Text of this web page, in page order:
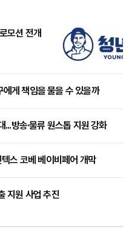
모션 전개
게 책임을 물을 수 있을까
방송·물류 원스톱 지원 강화
스 코베 베이비페어 개막
지원 사업 추진